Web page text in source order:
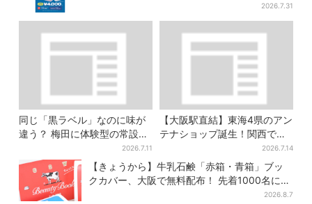
2026.7.31
同じ「黒ラベル」なのに味が
違う？ 梅田に体験型の常設
店、“1人2杯まで”で0次会にも
便利
2026.7.11
【大阪駅直結】東海4県のアン
テナショップ誕生！関西では
ここでしか買えない限定グル
メも
2026.7.14
【きょうから】牛乳石鹸「赤箱・青箱」ブッ
クカバー、大阪で無料配布！ 先着1000名に
2026.8.7